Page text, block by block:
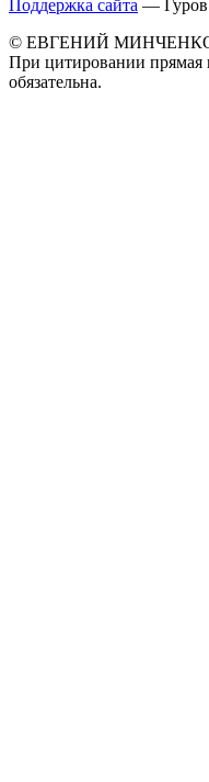
Поддержка сайта — Гуров
© ЕВГЕНИЙ МИНЧЕНКО,
При цитировании прямая
обязательна.